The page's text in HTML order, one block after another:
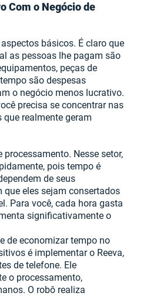
Com o Negócio de
básicos. É claro que
as pessoas lhe pagam são
peças de
são despesas
o negócio menos lucrativo.
precisa se concentrar nas
realmente geram
processamento. Nesse setor,
pois tempo é
de seus
que eles sejam consertados
Para você, cada hora gasta
significativamente o
de economizar tempo no
é implementar o Reeva,
de telefone. Ele
o processamento,
O robô realiza